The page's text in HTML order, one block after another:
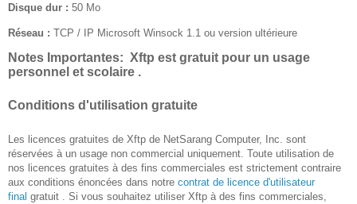
Disque dur : 50 Mo
Réseau : TCP / IP Microsoft Winsock 1.1 ou version ultérieure
Notes Importantes: Xftp est gratuit pour un usage
personnel et scolaire .
Conditions d'utilisation gratuite
Les licences gratuites de Xftp de NetSarang Computer, Inc. sont
réservées à un usage non commercial uniquement. Toute utilisation de
nos licences gratuites à des fins commerciales est strictement contraire
aux conditions énoncées dans notre contrat de licence d'utilisateur
final gratuit . Si vous souhaitez utiliser Xftp à des fins commerciales,